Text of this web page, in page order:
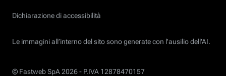
Dichiarazione di accessibilità
Le immagini all’interno del sito sono generate con l'ausilio dell'AI.
© Fastweb SpA 2026 - P.IVA 12878470157